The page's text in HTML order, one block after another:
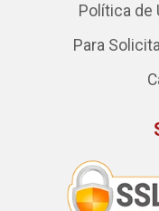
Política de
Para